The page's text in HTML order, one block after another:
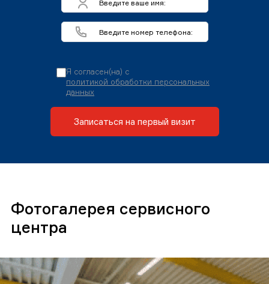
Я согласен(на) с
политикой обработки персональных
данных
Записаться на первый визит
Фотогалерея сервисного
центра